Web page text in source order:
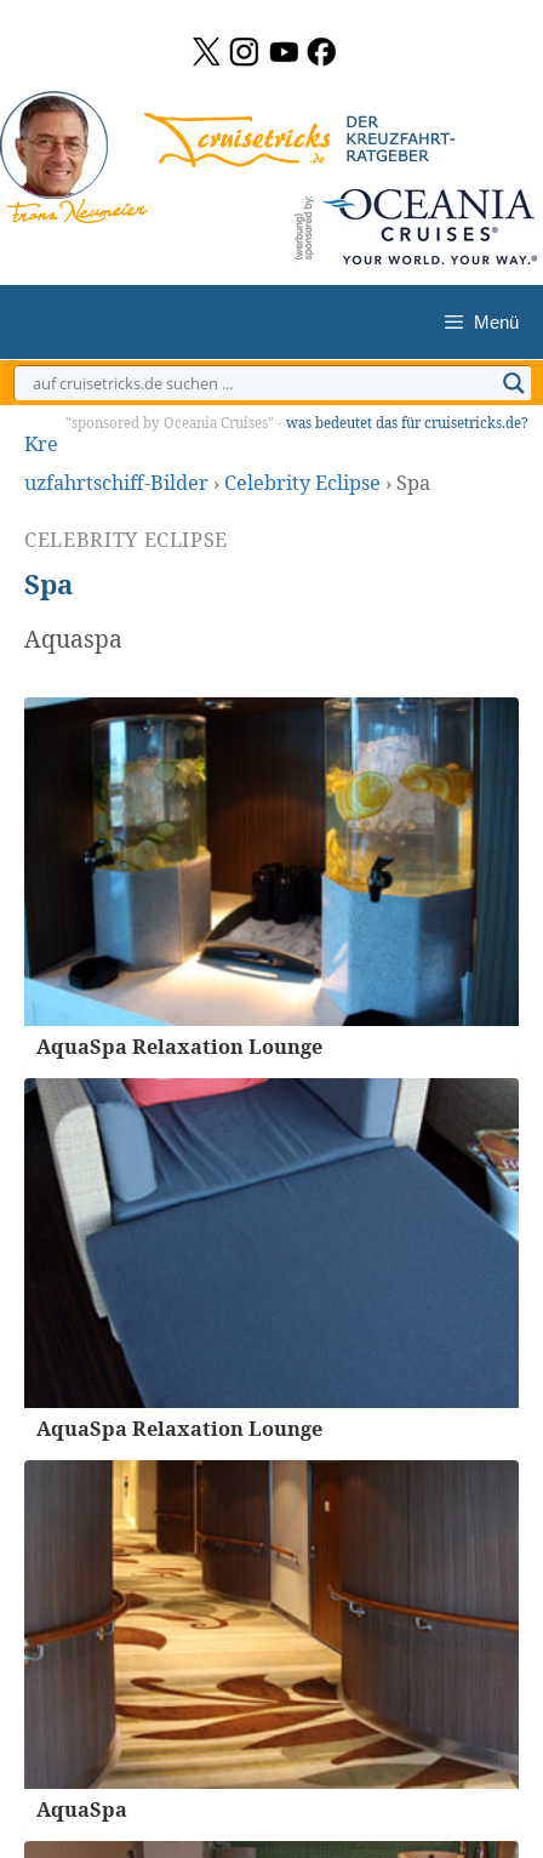
springen
Menü
"sponsored by Oceania Cruises" - was bedeutet das für cruisetricks.de?
Kre
uzfahrtschiff-Bilder › Celebrity Eclipse ›Spa
CELEBRITY ECLIPSE
Spa
Aquaspa
AquaSpa Relaxation Lounge
AquaSpa Relaxation Lounge
AquaSpa